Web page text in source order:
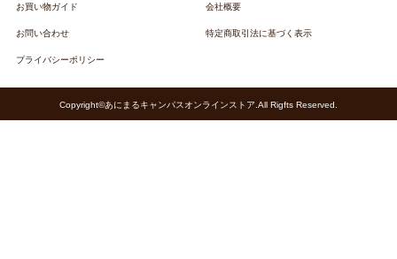
お買い物ガイド 会社概要
お問い合わせ 特定商取引法に基づく表示
プライバシーポリシー
Copyright©あにまるキャンパスオンラインストア.All Rigfts Reserved.